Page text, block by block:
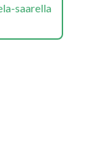
saarella